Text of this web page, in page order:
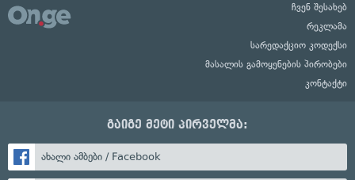
ჩვენ შესახებ
რეკლამა
სარედაქციო კოდექსი
მასალის გამოყენების პირობები
კონტაქტი
გაიგე მეტი პირველმა:
ახალი ამბები / Facebook